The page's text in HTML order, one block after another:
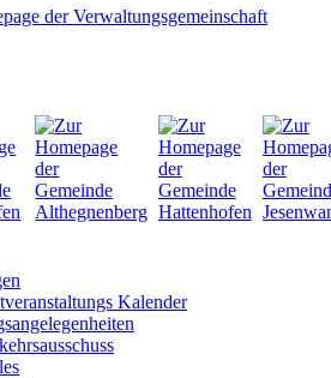
Kalender